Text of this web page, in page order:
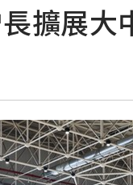
擴展